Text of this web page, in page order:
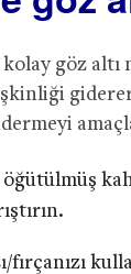
kolay göz altı
öğütülmüş
fırçanızı